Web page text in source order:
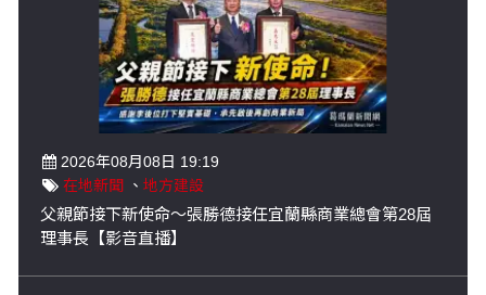
2026年08月08日 19:19
在地新聞
、 地方建設
父親節接下新使命～張勝德接任宜蘭縣商業總會第28屆
理事長【影音直播】